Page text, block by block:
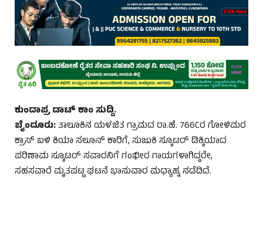
ಕುಂದಾಪ್ರ ಡಾಟ್ ಕಾಂ ಸುದ್ದಿ.
ಬೈಂದೂರು:ತಾಲೂಕಿನ ಯಳಜಿತ ಗ್ರಾಮದ ರಾ.ಹೆ. 766Cರ ಗೋಳಿಮರ
ಕ್ರಾಸ್ ಬಳಿ ಕಿಯಾ ಸಲೂನ್‌ ಕಾರಿಗೆ, ಸುಜುಕಿ ಸ್ಕೂಟರ್‌ ಡಿಕ್ಕಿಯಾದ
ಪರಿಣಾಮ ಸ್ಕೂಟರ್ ಸವಾರನಿಗೆ ಗಂಭೀರ ಗಾಯಗಳಾಗಿದ್ದರೇ,
ಸಹಸವಾರೆ ಮೃತಪಟ್ಟ ಘಟನೆ ಭಾನುವಾರ ಮಧ್ಯಾಹ್ನ ನಡೆದಿದೆ.